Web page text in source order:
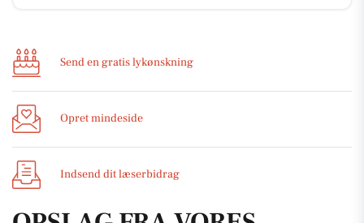
Send en gratis lykønskning
Opret mindeside
Indsend dit læserbidrag